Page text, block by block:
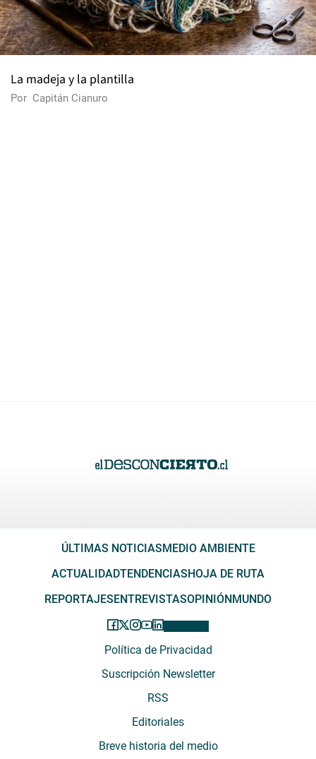
La madeja y la plantilla
Por Capitán Cianuro
ÚLTIMAS NOTICIASMEDIO AMBIENTE
ACTUALIDADTENDENCIASHOJA DE RUTA
REPORTAJESENTREVISTASOPINIÓNMUNDO
Política de Privacidad
Suscripción Newsletter
RSS
Editoriales
Breve historia del medio